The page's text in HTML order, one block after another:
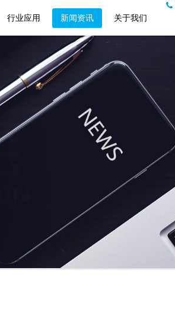
行业应用 新闻资讯 关于我们